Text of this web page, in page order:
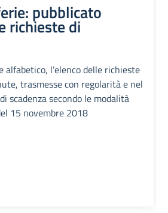
pubblicato
richieste di
alfabetico, l’elenco delle richieste
trasmesse con regolarità e nel
scadenza secondo le modalità
15 novembre 2018